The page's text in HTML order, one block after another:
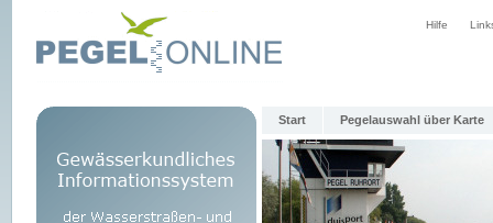
Hilfe
Start Pegelauswahl über Karte